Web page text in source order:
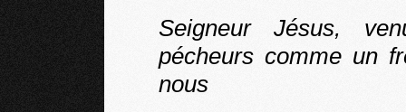
Seigneur Jésus,
pécheurs comme un
nous